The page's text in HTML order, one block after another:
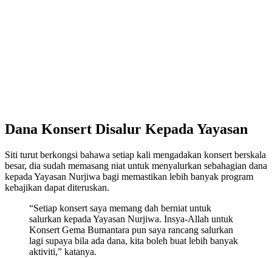
Dana Konsert Disalur Kepada Yayasan
Siti turut berkongsi bahawa setiap kali mengadakan konsert berskala
besar, dia sudah memasang niat untuk menyalurkan sebahagian dana
kepada Yayasan Nurjiwa bagi memastikan lebih banyak program
kebajikan dapat diteruskan.
“Setiap konsert saya memang dah berniat untuk
salurkan kepada Yayasan Nurjiwa. Insya-Allah untuk
Konsert Gema Bumantara pun saya rancang salurkan
lagi supaya bila ada dana, kita boleh buat lebih banyak
aktiviti,” katanya.